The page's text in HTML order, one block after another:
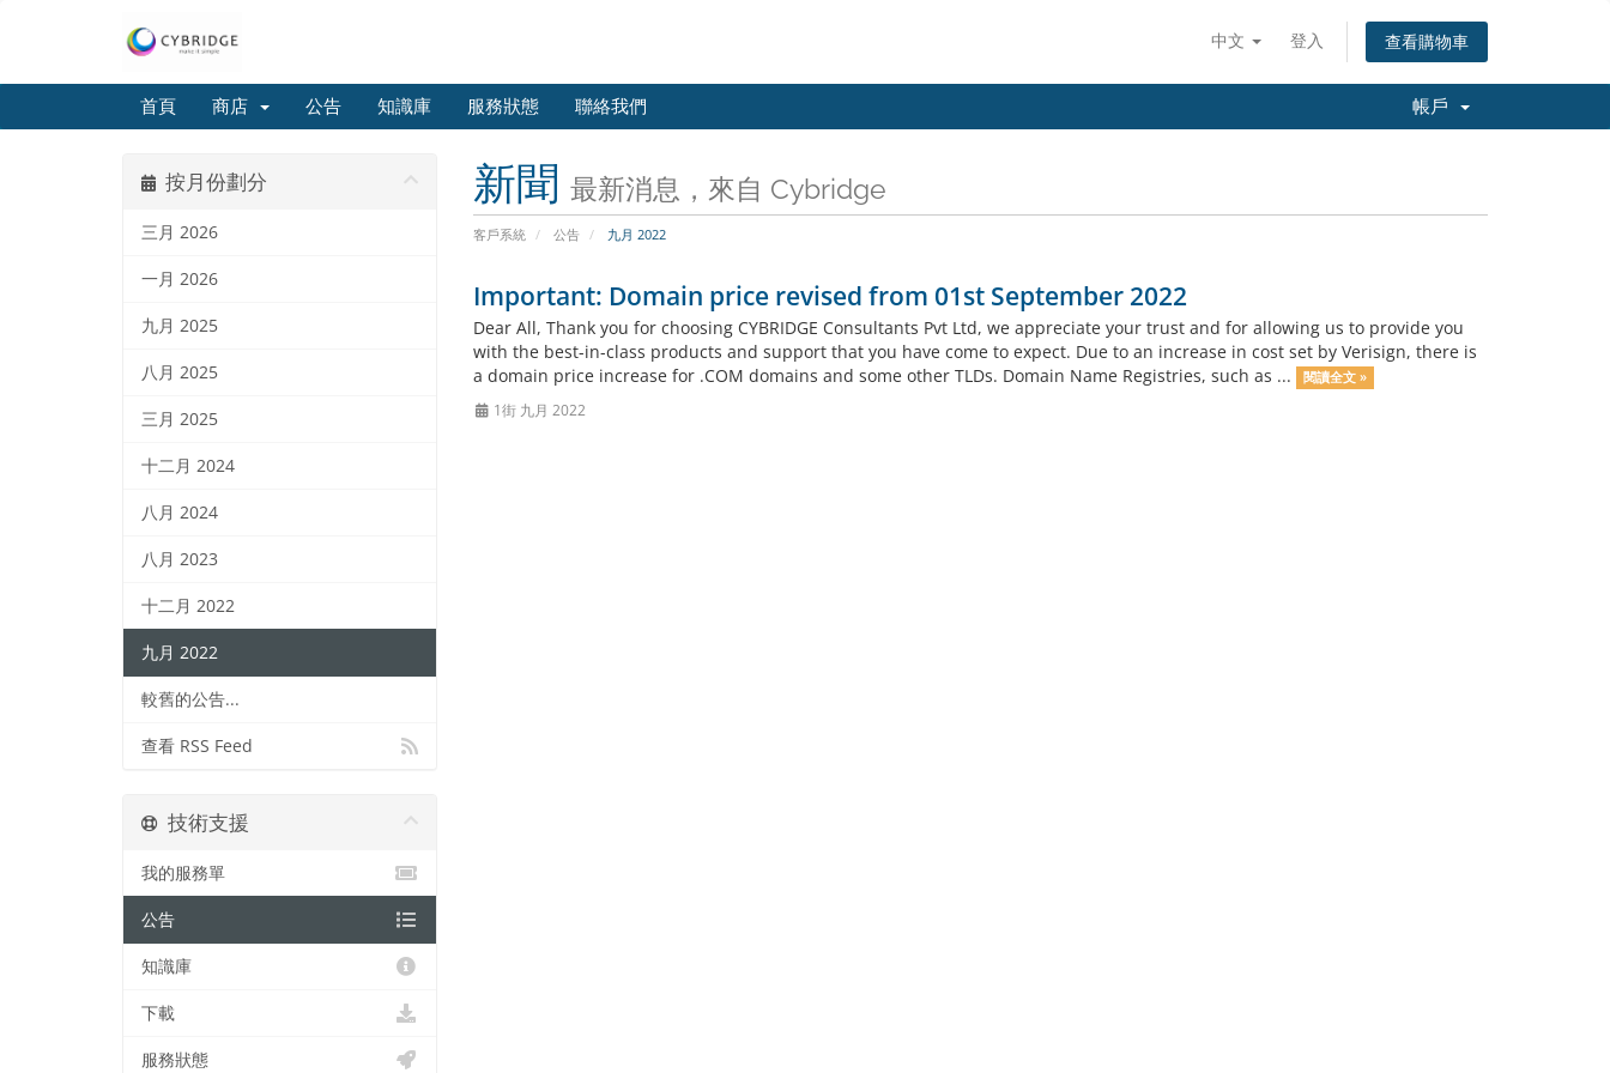
中文 登入 查看購物車
首頁 商店 公告 知識庫 服務狀態 聯絡我們 帳戶
新聞 最新消息，來自 Cybridge
客戶系統 公告 九月 2022
按月份劃分
三月 2026
一月 2026
九月 2025
八月 2025
三月 2025
十二月 2024
八月 2024
八月 2023
十二月 2022
九月 2022
較舊的公告...
查看 RSS Feed
Important: Domain price revised from 01st September 2022
Dear All, Thank you for choosing CYBRIDGE Consultants Pvt Ltd, we appreciate your trust and for allowing us to provide you
with the best-in-class products and support that you have come to expect. Due to an increase in cost set by Verisign, there is
a domain price increase for .COM domains and some other TLDs. Domain Name Registries, such as ...
閱讀全文 »
1街 九月 2022
技術支援
我的服務單
公告
知識庫
下載
服務狀態